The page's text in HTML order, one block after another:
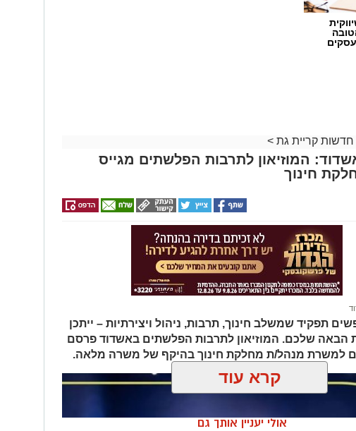
חדשות קריית גת >
המוזיאון לתרבות הפלשתים מגייס
חינוך
תפקיד שמשלב חינוך, תרבות, ניהול ויצירתיות – ייתכן
הבאה שלכם. המוזיאון לתרבות הפלשתים באשדוד פרסם
למשרת מנהל/ת מחלקת חינוך בהיקף של משרה מלאה.
קרא עוד
אולי יעניין אותך גם